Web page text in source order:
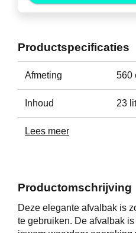
Productomschrijving
Deze elegante afvalbak is
te gebruiken. De afvalbak
Productspecificaties
Afmeting 560
Inhoud 23
Lees meer